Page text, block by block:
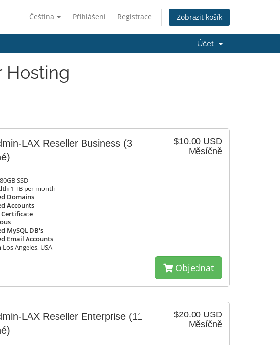
Čeština Přihlášení Registrace Zobrazit košík
Účet
Hosting
$10.00 USD
Měsíčně
LAX Reseller Business (3
80GB SSD
1 TB per month
Domains
Accounts
Certificate
MySQL DB's
Email Accounts
Los Angeles, USA
Objednat
$20.00 USD
Měsíčně
LAX Reseller Enterprise (11